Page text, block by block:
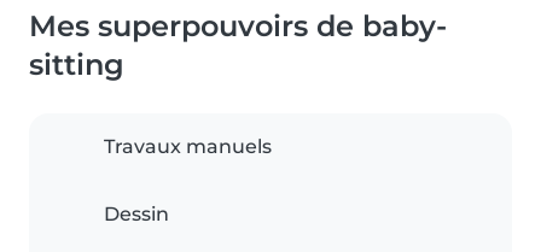
Mes superpouvoirs de baby-
sitting
Travaux manuels
Dessin